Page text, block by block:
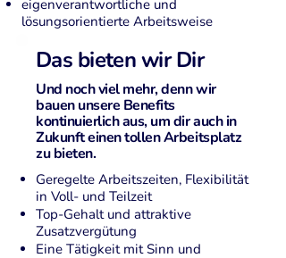
eigenverantwortliche und
lösungsorientierte Arbeitsweise
Das bieten wir Dir
Und noch viel mehr, denn wir
bauen unsere Benefits
kontinuierlich aus, um dir auch in
Zukunft einen tollen Arbeitsplatz
zu bieten.
Geregelte Arbeitszeiten, Flexibilität
in Voll- und Teilzeit
Top-Gehalt und attraktive
Zusatzvergütung
Eine Tätigkeit mit Sinn und